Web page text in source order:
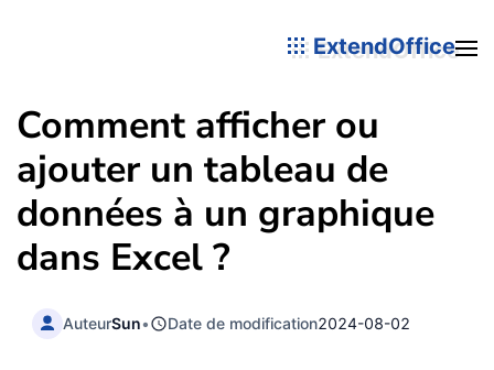
ExtendOffice
Comment afficher ou
ajouter un tableau de
données à un graphique
dans Excel ?
AuteurSun• Date de modification2024-08-02